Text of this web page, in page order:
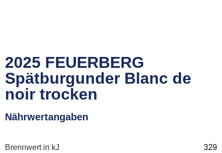
2025 FEUERBERG
Spätburgunder Blanc de
noir trocken
Nährwertangaben
Brennwert in kJ 329